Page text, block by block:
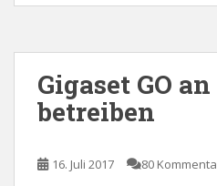
Gigaset GO
betreiben
16. Juli 2017 80